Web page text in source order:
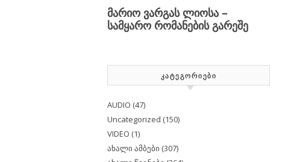
ᲙᲐᲢᲔᲒᲝᲠᲘᲔᲑᲘ
AUDIO (47)
Uncategorized (150)
VIDEO (1)
ახალი ამბები (307)